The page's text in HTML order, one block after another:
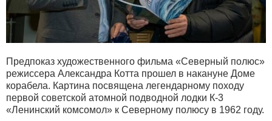
Предпоказ художественного фильма «Северный полюс»
режиссера Александра Котта прошел в накануне Доме
корабела. Картина посвящена легендарному походу
первой советской атомной подводной лодки К-3
«Ленинский комсомол» к Северному полюсу в 1962 году.